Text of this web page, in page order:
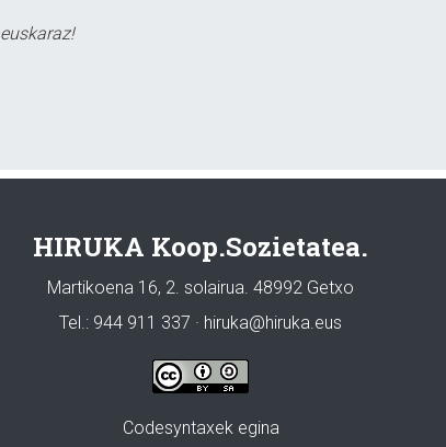
HIRUKA Koop.Sozietatea.
Martikoena 16, 2. solairua. 48992 Getxo
Tel.: 944 911 337 · hiruka@hiruka.eus
Codesyntaxek egina